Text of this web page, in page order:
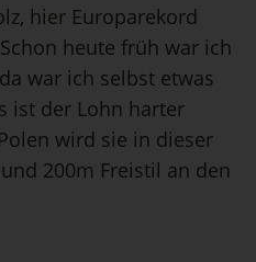
hier Europarekord
heute früh war ich
war ich selbst etwas
ist der Lohn harter
wird sie in dieser
200m Freistil an den